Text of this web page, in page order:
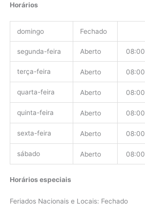
Horários
domingo Fechado
segunda-feira Aberto 08:00
terça-feira Aberto 08:00
quarta-feira Aberto 08:00
quinta-feira Aberto 08:00
sexta-feira Aberto 08:00
sábado Aberto 08:00
Horários especiais
Feriados Nacionais e Locais: Fechado